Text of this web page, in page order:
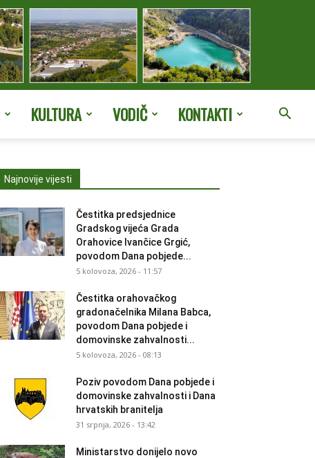
KULTURA VODIČ KONTAKTI
Najnovije vijesti
Čestitka predsjednice
Gradskog vijeća Grada
Orahovice Ivančice Grgić,
povodom Dana pobjede...
5 kolovoza, 2026 - 11:57
Čestitka orahovačkog
gradonačelnika Milana Babca,
povodom Dana pobjede i
domovinske zahvalnosti...
5 kolovoza, 2026 - 08:13
Poziv povodom Dana pobjede i
domovinske zahvalnosti i Dana
hrvatskih branitelja
31 srpnja, 2026 - 13:42
Ministarstvo donijelo novo